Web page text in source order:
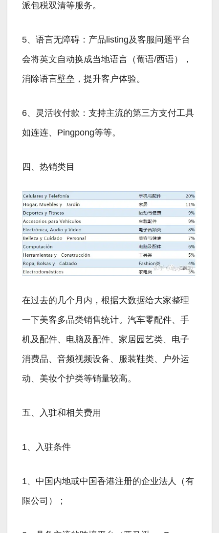
派包税双清等服务。
5、语言无障碍：产品listing及客服问题平台
会将英文自动换成当地语言（葡语/西语），
消除语言壁垒，提升客户体验。
6、灵活收付款：支持主流的第三方支付工具
如连连、Pingpong等等。
四、热销类目
在过去的几个月内，根据大数据给大家整理
一下美客多品类销售统计。汽车零配件、手
机及配件、电脑及配件、家居园艺类、电子
消费品、音频视频设备、服装鞋类、户外运
动、美妆个护类等销量较高。
五、入驻和相关费用
1、入驻条件
1、中国内地或中国香港注册的企业法人（有
限公司）；